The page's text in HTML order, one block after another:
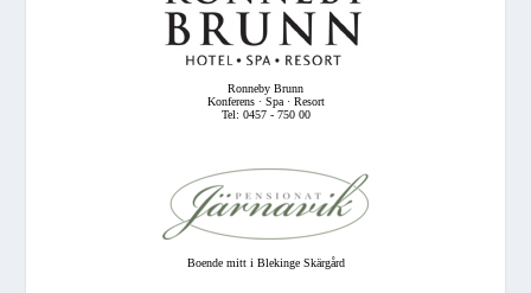
Ronneby Brunn
Konferens · Spa · Resort
Tel: 0457 - 750 00
Boende mitt i Blekinge Skärgård